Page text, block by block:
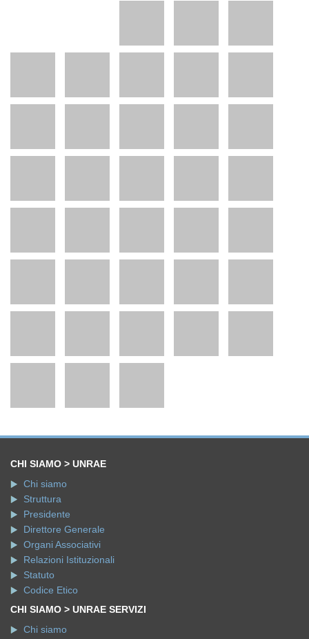
CHI SIAMO > UNRAE
Chi siamo
Struttura
Presidente
Direttore Generale
Organi Associativi
Relazioni Istituzionali
Statuto
Codice Etico
CHI SIAMO > UNRAE SERVIZI
Chi siamo